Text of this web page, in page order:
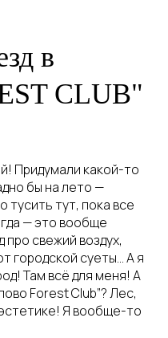
в
CLUB"
Придумали какой-то
бы на лето —
тусить тут, пока все
— это вообще
свежий воздух,
городской суеты… А я
Там всё для меня! А
Forest Club”? Лес,
Я вообще-то